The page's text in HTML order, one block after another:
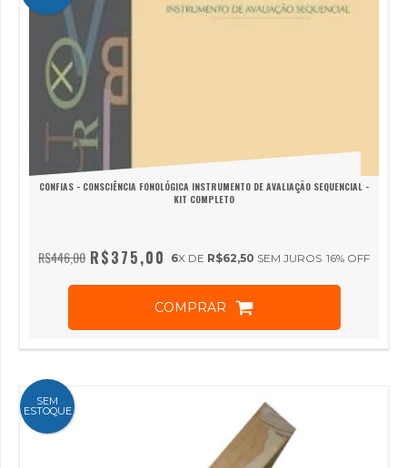
CONFIAS - CONSCIÊNCIA FONOLÓGICA INSTRUMENTO DE AVALIAÇÃO SEQUENCIAL -
KIT COMPLETO
R$446,00 16% OFF
R$375,00 6X DE R$62,50 SEM JUROS
COMPRAR
SEM
ESTOQUE